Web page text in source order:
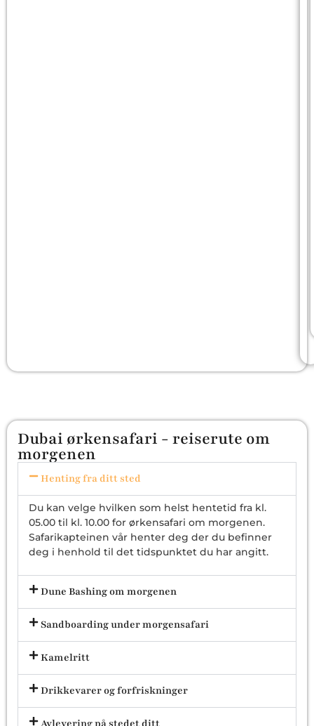
Dubai ørkensafari - reiserute om
morgenen
Henting fra ditt sted
Du kan velge hvilken som helst hentetid fra kl.
05.00 til kl. 10.00 for ørkensafari om morgenen.
Safarikapteinen vår henter deg der du befinner
deg i henhold til det tidspunktet du har angitt.
Dune Bashing om morgenen
Sandboarding under morgensafari
Kamelritt
Drikkevarer og forfriskninger